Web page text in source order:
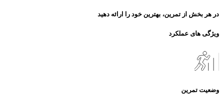
در هر بخش از تمرین، بهترین خود را ارائه دهید
ویژگی های عملکرد
وضعیت تمرین